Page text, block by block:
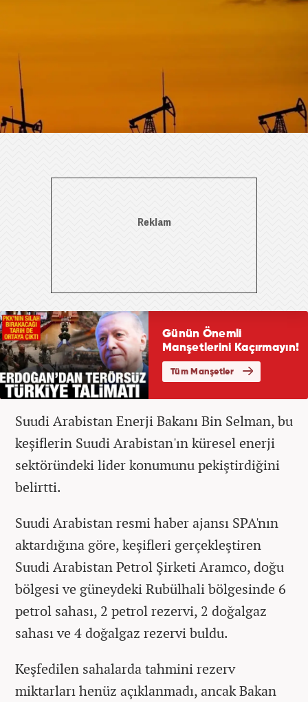
Suudi Arabistan Enerji Bakanı Bin Selman, bu
keşiflerin Suudi Arabistan'ın küresel enerji
sektöründeki lider konumunu pekiştirdiğini
belirtti.
Suudi Arabistan resmi haber ajansı SPA'nın
aktardığına göre, keşifleri gerçekleştiren
Suudi Arabistan Petrol Şirketi Aramco, doğu
bölgesi ve güneydeki Rubülhali bölgesinde 6
petrol sahası, 2 petrol rezervi, 2 doğalgaz
sahası ve 4 doğalgaz rezervi buldu.
Keşfedilen sahalarda tahmini rezerv
miktarları henüz açıklanmadı, ancak Bakan